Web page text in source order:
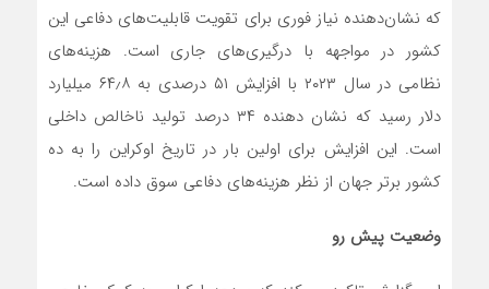
که نشان‌دهنده نیاز فوری برای تقویت قابلیت‌های دفاعی این
کشور در مواجهه با درگیری‌های جاری است. هزینه‌های
نظامی در سال ۲۰۲۳ با افزایش ۵۱ درصدی به ۶۴٫۸ میلیارد
دلار رسید که نشان دهنده ۳۴ درصد تولید ناخالص داخلی
است. این افزایش برای اولین بار در تاریخ اوکراین را به ده
کشور برتر جهان از نظر هزینه‌های دفاعی سوق داده است.
وضعیت پیش رو